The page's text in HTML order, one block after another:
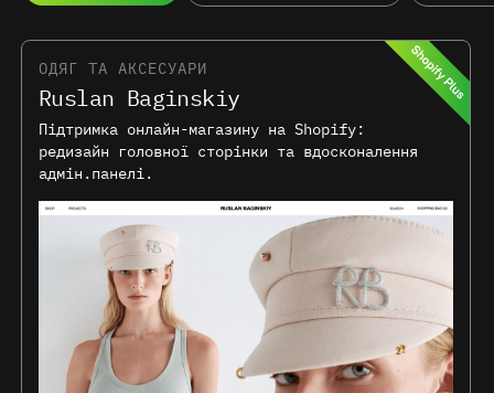
ОДЯГ ТА АКСЕСУАРИ
Ruslan Baginskiy
Підтримка онлайн-магазину на Shopify:
редизайн головної сторінки та вдосконалення
адмін.панелі.